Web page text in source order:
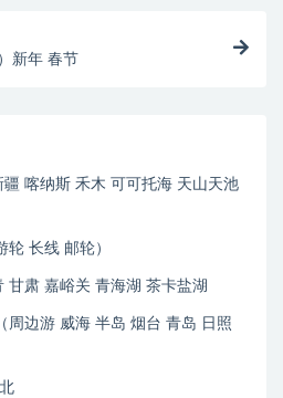
新年 春节
喀纳斯 禾木 可可托海 天山天池
轮 长线 邮轮）
甘肃 嘉峪关 青海湖 茶卡盐湖
周边游 威海 半岛 烟台 青岛 日照